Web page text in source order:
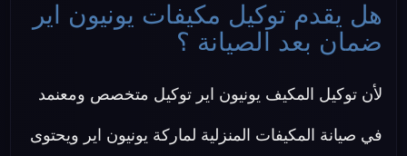
هل يقدم توكيل مكيفات يونيون اير
ضمان بعد الصيانة ؟
لأن توكيل المكيف يونيون اير توكيل متخصص ومعنمد
في صيانة المكيفات المنزلية لماركة يونيون اير ويحتوى